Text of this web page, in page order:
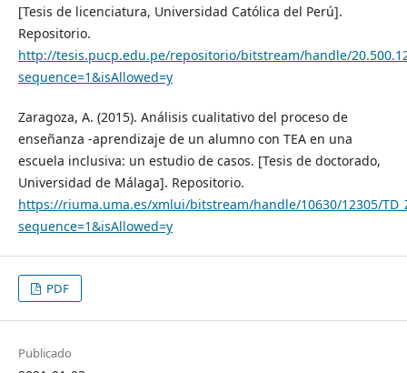
[Tesis de licenciatura, Universidad Católica del Perú].
Repositorio.
http://tesis.pucp.edu.pe/repositorio/bitstream/handle/
sequence=1&isAllowed=y
Zaragoza, A. (2015). Análisis cualitativo del proceso de
enseñanza -aprendizaje de un alumno con TEA en una
escuela inclusiva: un estudio de casos. [Tesis de doctorado,
Universidad de Málaga]. Repositorio.
https://riuma.uma.es/xmlui/bitstream/handle/10630/12305/
sequence=1&isAllowed=y
PDF
Publicado